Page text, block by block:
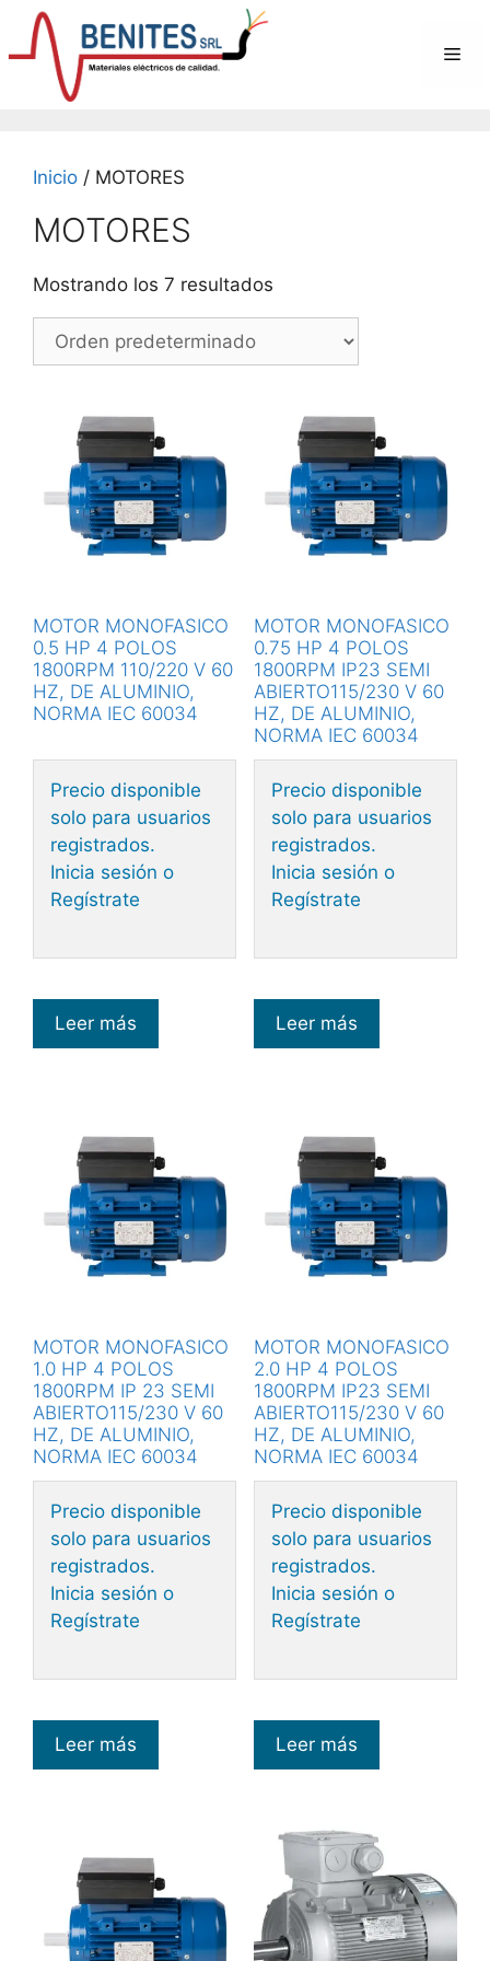
Saltar
contenido
Inicio / MOTORES
MOTORES
Mostrando los 7 resultados
MOTOR MONOFASICO
0.5 HP 4 POLOS
1800RPM 110/220 V 60
HZ, DE ALUMINIO,
NORMA IEC 60034
Precio disponible
solo para usuarios
registrados.
Inicia sesión o
Regístrate
Leer más
MOTOR MONOFASICO
0.75 HP 4 POLOS
1800RPM IP23 SEMI
ABIERTO115/230 V 60
HZ, DE ALUMINIO,
NORMA IEC 60034
Precio disponible
solo para usuarios
registrados.
Inicia sesión o
Regístrate
Leer más
MOTOR MONOFASICO
1.0 HP 4 POLOS
1800RPM IP 23 SEMI
ABIERTO115/230 V 60
HZ, DE ALUMINIO,
NORMA IEC 60034
Precio disponible
solo para usuarios
registrados.
Inicia sesión o
Regístrate
Leer más
MOTOR MONOFASICO
2.0 HP 4 POLOS
1800RPM IP23 SEMI
ABIERTO115/230 V 60
HZ, DE ALUMINIO,
NORMA IEC 60034
Precio disponible
solo para usuarios
registrados.
Inicia sesión o
Regístrate
Leer más